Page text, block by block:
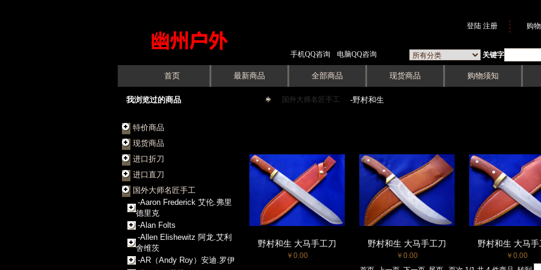
登陆 注册 购
手机QQ咨询 电脑QQ咨询 关键字
首页 最新商品 全部商品 现货商品 购物须知
我浏览过的商品
特价商品
现货商品
进口折刀
进口直刀
国外大师名匠手工
-Aaron Frederick 艾伦.弗里
德里克
-Alan Folts
-Allen Elishewitz 阿龙.艾利
舍维茨
-AR（Andy Roy）安迪.罗伊
国外大师名匠手工 -野村和生
野村和生 大马手工刀
￥0.00
野村和生 大马手工刀
￥0.00
野村和生 大马手
￥0.00